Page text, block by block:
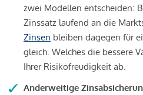
zwei Modellen entscheiden:
Zinssatz laufend an die
Zinsen bleiben dagegen für
gleich. Welches die bessere
Ihrer Risikofreudigkeit ab.
Anderweitige